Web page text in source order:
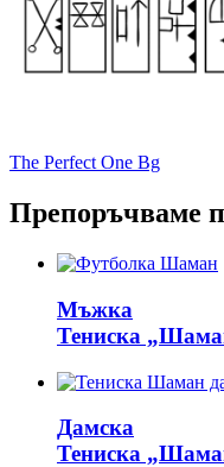
The Perfect One Bg
Препоръчваме
Мъжка
Тениска
Дамска
Тениска